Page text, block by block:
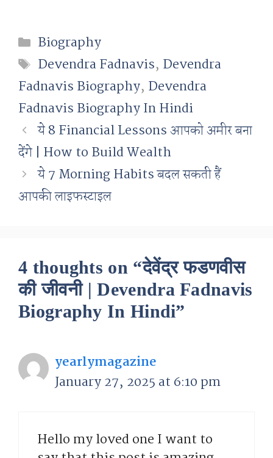
Categories
Biography
Tags
Devendra Fadnavis, Devendra
Fadnavis Biography, Devendra
Fadnavis Biography In Hindi
ये 8 Financial Lessons आपको अमीर बना
देंगे | How to Build Wealth
ये 7 Morning Habits बदल सकती हैं
आपकी लाइफस्टाइल
4 thoughts on “देवेंद्र फडणवीस
की जीवनी | Devendra Fadnavis
Biography In Hindi”
yearlymagazine
January 27, 2025 at 6:10 pm
Hello my loved one I want to